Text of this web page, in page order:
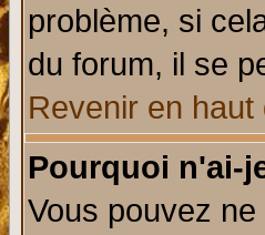
problème, si
du forum, il se
Revenir en haut
Pourquoi n'ai-
Vous pouvez